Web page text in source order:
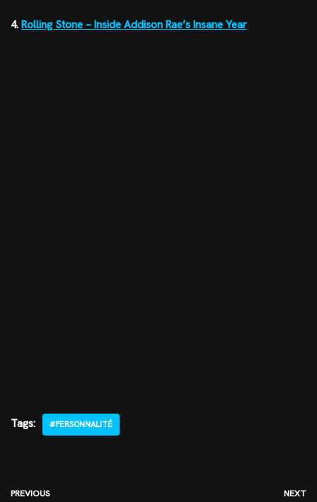
4. Rolling Stone – Inside Addison Rae’s Insane Year
Tags: #PERSONNALITÉ
PREVIOUS NEXT